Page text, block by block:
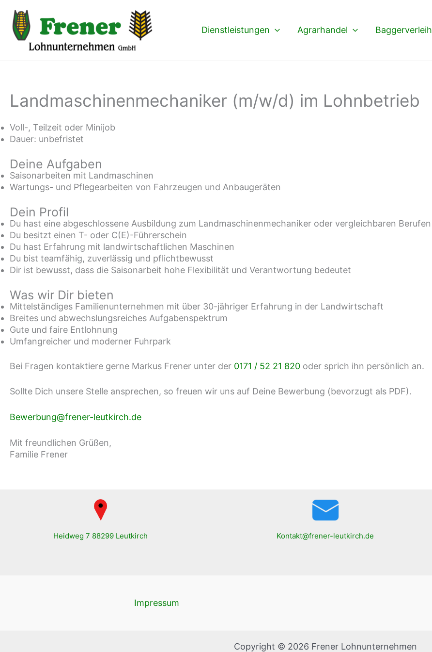
Inhalt
springen
Dienstleistungen Agrarhandel Baggerverleih
Landmaschinenmechaniker (m/w/d) im Lohnbetrieb
Voll-, Teilzeit oder Minijob
Dauer: unbefristet
Deine Aufgaben
Saisonarbeiten mit Landmaschinen
Wartungs- und Pflegearbeiten von Fahrzeugen und Anbaugeräten
Dein Profil
Du hast eine abgeschlossene Ausbildung zum Landmaschinenmechaniker oder vergleichbaren Berufen
Du besitzt einen T- oder C(E)-Führerschein
Du hast Erfahrung mit landwirtschaftlichen Maschinen
Du bist teamfähig, zuverlässig und pflichtbewusst
Dir ist bewusst, dass die Saisonarbeit hohe Flexibilität und Verantwortung bedeutet
Was wir Dir bieten
Mittelständiges Familienunternehmen mit über 30-jähriger Erfahrung in der Landwirtschaft
Breites und abwechslungsreiches Aufgabenspektrum
Gute und faire Entlohnung
Umfangreicher und moderner Fuhrpark
Bei Fragen kontaktiere gerne Markus Frener unter der 0171 / 52 21 820 oder sprich ihn persönlich an.
Sollte Dich unsere Stelle ansprechen, so freuen wir uns auf Deine Bewerbung (bevorzugt als PDF).
Bewerbung@frener-leutkirch.de
Mit freundlichen Grüßen,
Familie Frener
Heidweg 7 88299 Leutkirch Kontakt@frener-leutkirch.de
Impressum
Copyright © 2026 Frener Lohnunternehmen